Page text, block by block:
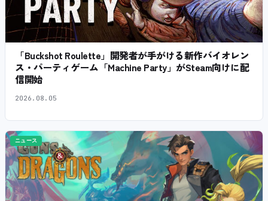
「Buckshot Roulette」開発者が手がける新作バイオレン
ス・パーティゲーム「Machine Party」がSteam向けに配
信開始
2026.08.05
ニュース